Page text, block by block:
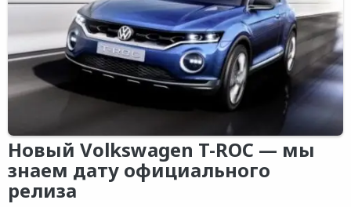
Новый Volkswagen T-ROC — мы
знаем дату официального
релиза